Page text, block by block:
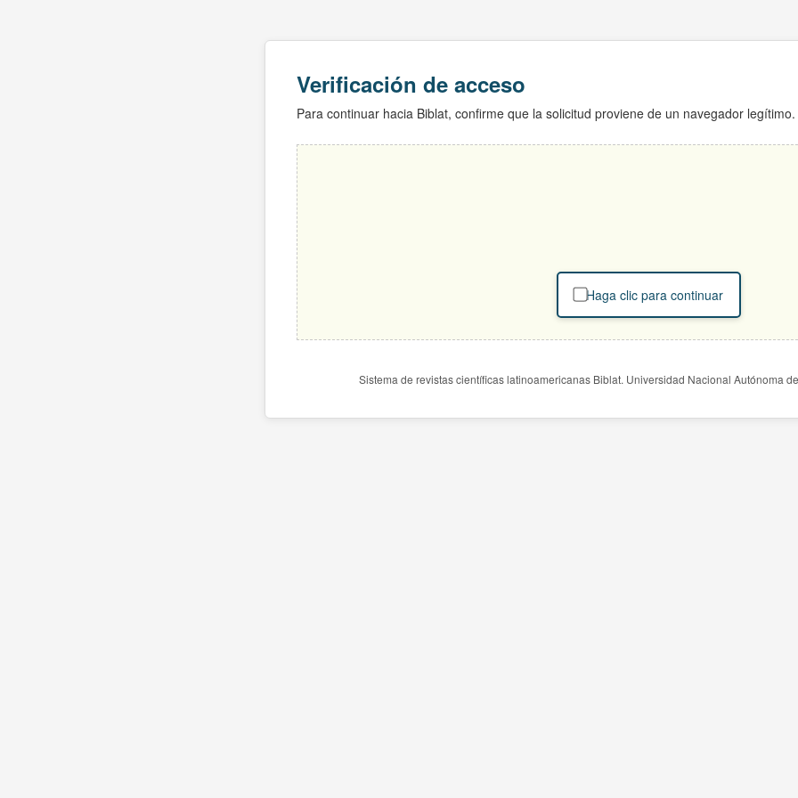
Verificación de acceso
Para continuar hacia Biblat, confirme que la solicitud proviene de un navegador legítimo.
Haga clic para continuar
Sistema de revistas científicas latinoamericanas Biblat. Universidad Nacional Autónoma